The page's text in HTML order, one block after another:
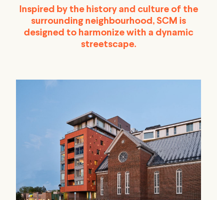
Inspired by the history and culture of the
surrounding neighbourhood, SCM is
designed to harmonize with a dynamic
streetscape.